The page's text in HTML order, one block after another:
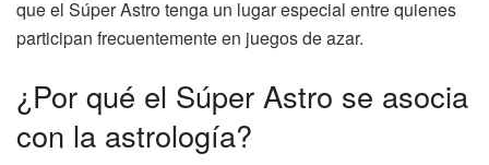
que el Súper Astro tenga un lugar especial entre quienes
participan frecuentemente en juegos de azar.
¿Por qué el Súper Astro se asocia
con la astrología?